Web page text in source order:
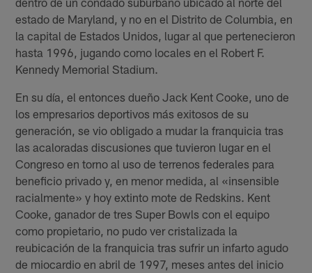
estado de Maryland, y no en el Distrito de Columbia, en
la capital de Estados Unidos, lugar al que pertenecieron
hasta 1996, jugando como locales en el Robert F.
Kennedy Memorial Stadium.
En su día, el entonces dueño Jack Kent Cooke, uno de
los empresarios deportivos más exitosos de su
generación, se vio obligado a mudar la franquicia tras
las acaloradas discusiones que tuvieron lugar en el
Congreso en torno al uso de terrenos federales para
beneficio privado y, en menor medida, al «insensible
racialmente» y hoy extinto mote de Redskins. Kent
Cooke, ganador de tres Super Bowls con el equipo
como propietario, no pudo ver cristalizada la
reubicación de la franquicia tras sufrir un infarto agudo
de miocardio en abril de 1997, meses antes del inicio